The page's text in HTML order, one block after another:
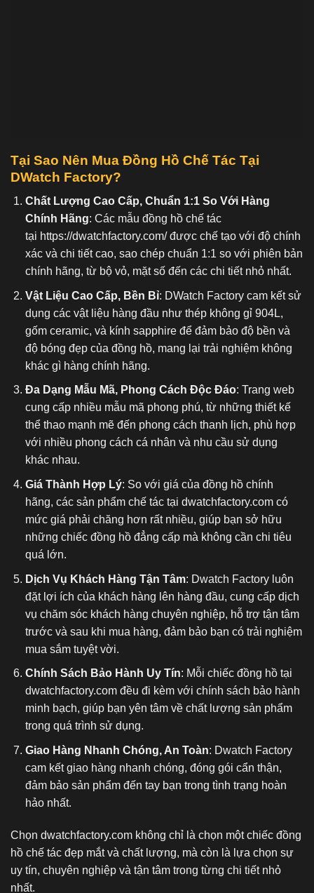
Tại Sao Nên Mua Đồng Hồ Chế Tác Tại
DWatch Factory?
Chất Lượng Cao Cấp, Chuẩn 1:1 So Với Hàng
Chính Hãng: Các mẫu đồng hồ chế tác
tại https://dwatchfactory.com/được chế tạo với độ chính
xác và chi tiết cao, sao chép chuẩn 1:1 so với phiên bản
chính hãng, từ bộ vỏ, mặt số đến các chi tiết nhỏ nhất.
Vật Liệu Cao Cấp, Bền Bỉ: DWatch Factory cam kết sử
dụng các vật liệu hàng đầu như thép không gỉ 904L,
gốm ceramic, và kính sapphire để đảm bảo độ bền và
độ bóng đẹp của đồng hồ, mang lại trải nghiệm không
khác gì hàng chính hãng.
Đa Dạng Mẫu Mã, Phong Cách Độc Đáo: Trang web
cung cấp nhiều mẫu mã phong phú, từ những thiết kế
thể thao mạnh mẽ đến phong cách thanh lịch, phù hợp
với nhiều phong cách cá nhân và nhu cầu sử dụng
khác nhau.
Giá Thành Hợp Lý: So với giá của đồng hồ chính
hãng, các sản phẩm chế tác tại dwatchfactory.com có
mức giá phải chăng hơn rất nhiều, giúp bạn sở hữu
những chiếc đồng hồ đẳng cấp mà không cần chi tiêu
quá lớn.
Dịch Vụ Khách Hàng Tận Tâm: Dwatch Factory luôn
đặt lợi ích của khách hàng lên hàng đầu, cung cấp dịch
vụ chăm sóc khách hàng chuyên nghiệp, hỗ trợ tận tâm
trước và sau khi mua hàng, đảm bảo bạn có trải nghiệm
mua sắm tuyệt vời.
Chính Sách Bảo Hành Uy Tín: Mỗi chiếc đồng hồ tại
dwatchfactory.com đều đi kèm với chính sách bảo hành
minh bạch, giúp bạn yên tâm về chất lượng sản phẩm
trong quá trình sử dụng.
Giao Hàng Nhanh Chóng, An Toàn: Dwatch Factory
cam kết giao hàng nhanh chóng, đóng gói cẩn thận,
đảm bảo sản phẩm đến tay bạn trong tình trạng hoàn
hảo nhất.
Chọn dwatchfactory.com không chỉ là chọn một chiếc đồng
hồ chế tác đẹp mắt và chất lượng, mà còn là lựa chọn sự
uy tín, chuyên nghiệp và tận tâm trong từng chi tiết nhỏ
nhất.